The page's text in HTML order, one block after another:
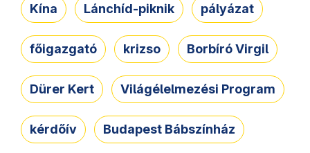
Kína Lánchíd-piknik pályázat
főigazgató krizso Borbíró Virgil
Dürer Kert Világélelmezési Program
kérdőív Budapest Bábszínház